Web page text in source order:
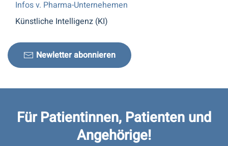
Infos v. Pharma-Unternehemen
Künstliche Intelligenz (KI)
Newletter abonnieren
Für Patientinnen, Patienten und
Angehörige!